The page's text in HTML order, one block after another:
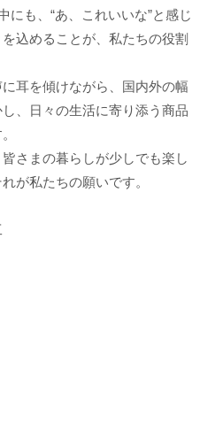
にも、“あ、これいいな”と感じ
込めることが、私たちの役割
耳を傾けながら、国内外の幅
、日々の生活に寄り添う商品
さまの暮らしが少しでも楽し
が私たちの願いです。